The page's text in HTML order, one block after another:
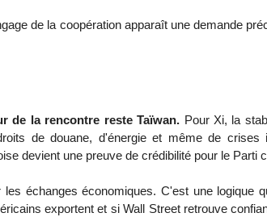
de la coopération apparaît une demande
de la rencontre reste Taïwan. Pour Xi, la
de douane, d'énergie et même de crises
devient une preuve de crédibilité pour le Parti
échanges économiques. C'est une logique
exportent et si Wall Street retrouve